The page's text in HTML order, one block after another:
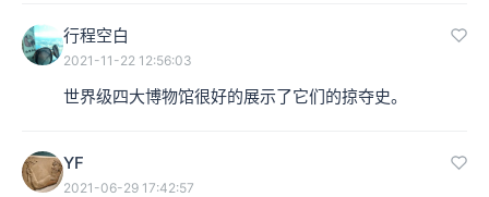
行程空白
2021-11-22 12:56:03
世界级四大博物馆很好的展示了它们的掠夺史。
YF
2021-06-29 17:42:57